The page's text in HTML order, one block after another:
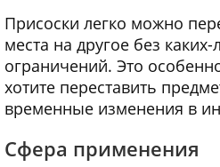
Присоски легко можно
места на другое без каких-
ограничений. Это
хотите переставить
временные изменения в
Сфера применения